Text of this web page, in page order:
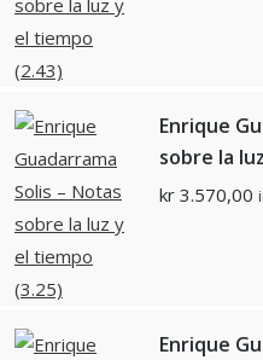
Enrique
sobre la
kr 3.570,00
Enrique